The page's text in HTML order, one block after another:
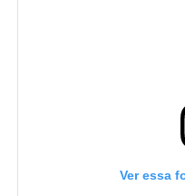
Ver essa